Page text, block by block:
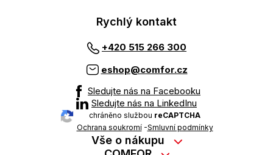
Rychlý kontakt
+420 515 266 300
eshop@comfor.cz
Sledujte nás na Facebooku
Sledujte nás na LinkedInu
chráněno službou reCAPTCHA
Ochrana soukromí-Smluvní podmínky
Vše o nákupu
Nákup na splátky